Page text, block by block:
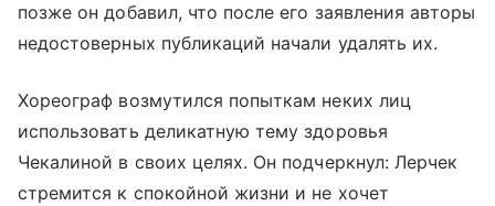
позже он добавил, что после его заявления авторы
недостоверных публикаций начали удалять их.
Хореограф возмутился попыткам неких лиц
использовать деликатную тему здоровья
Чекалиной в своих целях. Он подчеркнул: Лерчек
стремится к спокойной жизни и не хочет